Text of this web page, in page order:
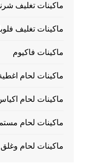
ماكينات تغليف
ماكينات تغليف
ماكينات فاكيوم
ماكينات لحام
ماكينات لحام
ماكينات لحام
ماكينات لحام وغلق